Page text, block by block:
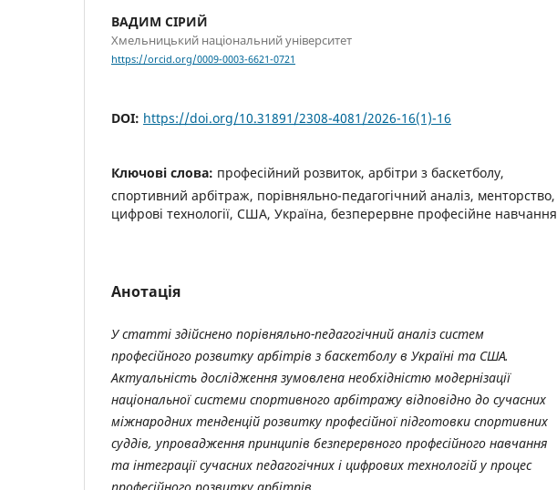
ВАДИМ СІРИЙ
Хмельницький національний університет
https://orcid.org/0009-0003-6621-0721
DOI: https://doi.org/10.31891/2308-4081/2026-16(1)-16
Ключові слова: професійний розвиток, арбітри з баскетболу,
спортивний арбітраж, порівняльно-педагогічний аналіз, менторство,
цифрові технології, США, Україна, безперервне професійне навчання
Анотація
У статті здійснено порівняльно-педагогічний аналіз систем
професійного розвитку арбітрів з баскетболу в Україні та США.
Актуальність дослідження зумовлена необхідністю модернізації
національної системи спортивного арбітражу відповідно до сучасних
міжнародних тенденцій розвитку професійної підготовки спортивних
суддів, упровадження принципів безперервного професійного навчання
та інтеграції сучасних педагогічних і цифрових технологій у процес